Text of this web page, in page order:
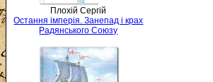
Плохій Сергій
Остання імперія. Занепад і крах
Радянського Союзу